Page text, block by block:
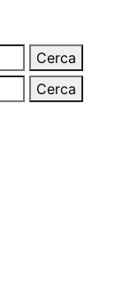
Cerca
Cerca